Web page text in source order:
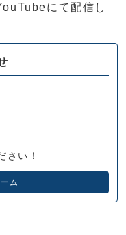
にて配信し
さい！
ム